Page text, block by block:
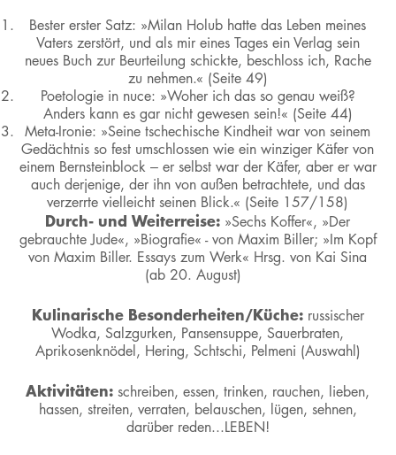
Bester erster Satz: »Milan Holub hatte das Leben meines
Vaters zerstört, und als mir eines Tages ein Verlag sein
neues Buch zur Beurteilung schickte, beschloss ich, Rache
zu nehmen.« (Seite 49)
Poetologie in nuce: »Woher ich das so genau weiß?
Anders kann es gar nicht gewesen sein!« (Seite 44)
Meta-Ironie: »Seine tschechische Kindheit war von seinem
Gedächtnis so fest umschlossen wie ein winziger Käfer von
einem Bernsteinblock – er selbst war der Käfer, aber er war
auch derjenige, der ihn von außen betrachtete, und das
verzerrte vielleicht seinen Blick.« (Seite 157/158)
Durch- und Weiterreise: »Sechs Koffer«, »Der
gebrauchte Jude«, »Biografie« - von Maxim Biller; »Im Kopf
von Maxim Biller. Essays zum Werk« Hrsg. von Kai Sina
(ab 20. August)
Kulinarische Besonderheiten/Küche: russischer
Wodka, Salzgurken, Pansensuppe, Sauerbraten,
Aprikosenknödel, Hering, Schtschi, Pelmeni (Auswahl)
Aktivitäten: schreiben, essen, trinken, rauchen, lieben,
hassen, streiten, verraten, belauschen, lügen, sehnen,
darüber reden...LEBEN!